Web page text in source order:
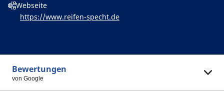
Webseite
https://www.reifen-specht.de
Bewertungen
von Google